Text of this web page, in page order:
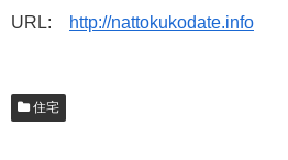
URL: http://nattokukodate.info
住宅